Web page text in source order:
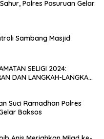
Polres Pasuruan Gelar
Sambang Masjid
SELIGI 2024:
DAN LANGKAH-LANGKAH
Suci Ramadhan Polres
Baksos